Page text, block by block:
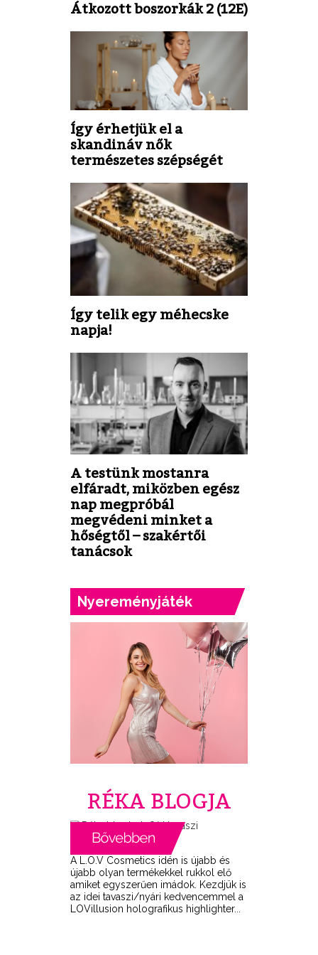
Átkozott boszorkák 2 (12E)
Így érhetjük el a
skandináv nők
természetes szépségét
Így telik egy méhecske
napja!
A testünk mostanra
elfáradt, miközben egész
nap megpróbál
megvédeni minket a
hőségtől – szakértői
tanácsok
Nyereményjáték
RÉKA BLOGJA
A L.O.V Cosmetics idén is újabb és
újabb olyan termékekkel rukkol elő
amiket egyszerűen imádok. Kezdjük is
az idei tavaszi/nyári kedvencemmel a
LOVillusion holografikus highlighter...